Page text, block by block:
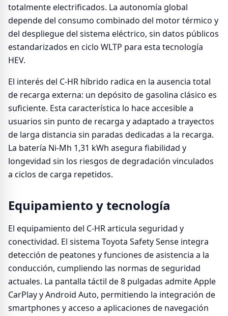
totalmente electrificados. La autonomía global
depende del consumo combinado del motor térmico y
del despliegue del sistema eléctrico, sin datos públicos
estandarizados en ciclo WLTP para esta tecnología
HEV.
El interés del C-HR híbrido radica en la ausencia total
de recarga externa: un depósito de gasolina clásico es
suficiente. Esta característica lo hace accesible a
usuarios sin punto de recarga y adaptado a trayectos
de larga distancia sin paradas dedicadas a la recarga.
La batería Ni-Mh 1,31 kWh asegura fiabilidad y
longevidad sin los riesgos de degradación vinculados
a ciclos de carga repetidos.
Equipamiento y tecnología
El equipamiento del C-HR articula seguridad y
conectividad. El sistema Toyota Safety Sense integra
detección de peatones y funciones de asistencia a la
conducción, cumpliendo las normas de seguridad
actuales. La pantalla táctil de 8 pulgadas admite Apple
CarPlay y Android Auto, permitiendo la integración de
smartphones y acceso a aplicaciones de navegación